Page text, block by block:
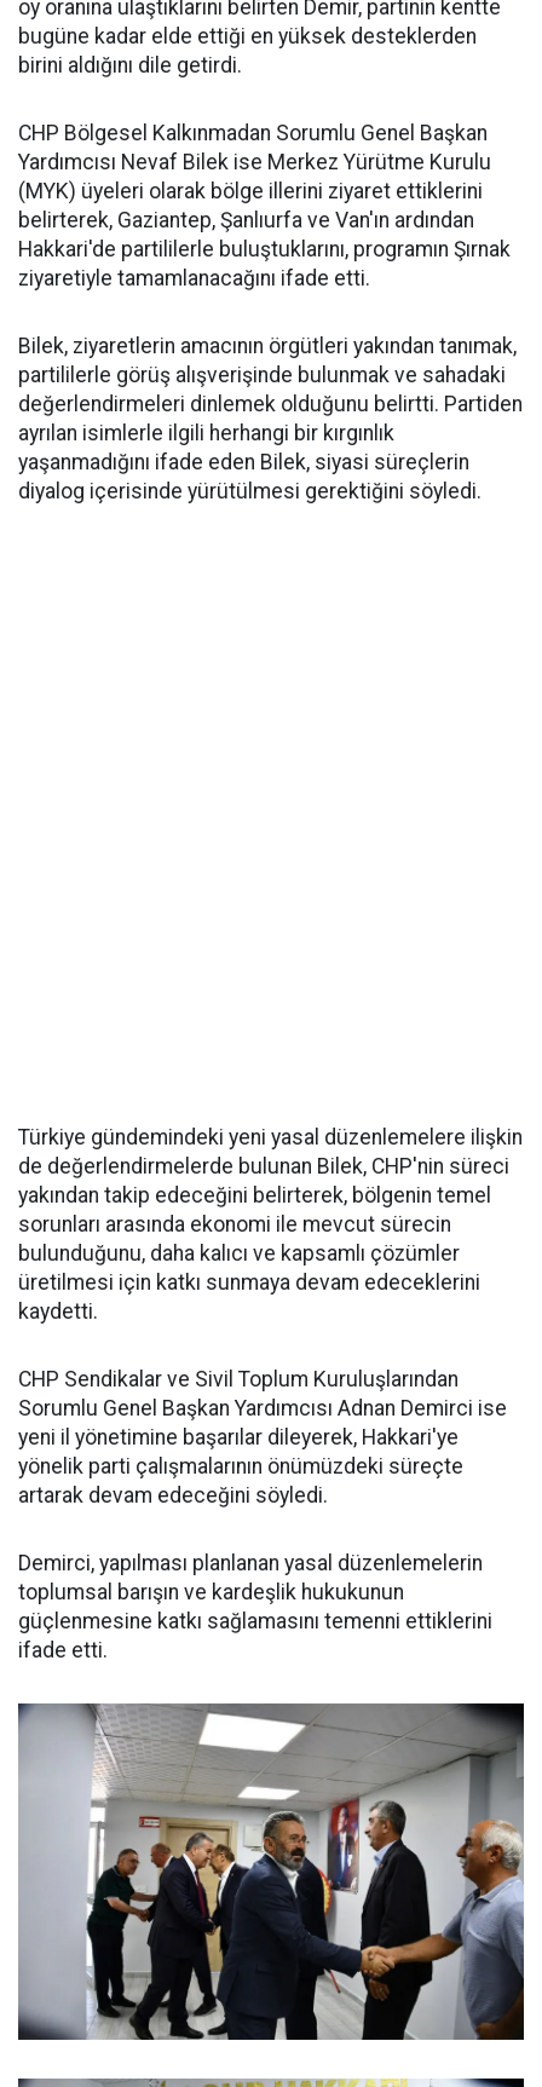
oy oranına ulaştıklarını belirten Demir, partinin kentte
bugüne kadar elde ettiği en yüksek desteklerden
birini aldığını dile getirdi.
CHP Bölgesel Kalkınmadan Sorumlu Genel Başkan
Yardımcısı Nevaf Bilek ise Merkez Yürütme Kurulu
(MYK) üyeleri olarak bölge illerini ziyaret ettiklerini
belirterek, Gaziantep, Şanlıurfa ve Van'ın ardından
Hakkari'de partililerle buluştuklarını, programın Şırnak
ziyaretiyle tamamlanacağını ifade etti.
Bilek, ziyaretlerin amacının örgütleri yakından tanımak,
partililerle görüş alışverişinde bulunmak ve sahadaki
değerlendirmeleri dinlemek olduğunu belirtti. Partiden
ayrılan isimlerle ilgili herhangi bir kırgınlık
yaşanmadığını ifade eden Bilek, siyasi süreçlerin
diyalog içerisinde yürütülmesi gerektiğini söyledi.
Türkiye gündemindeki yeni yasal düzenlemelere ilişkin
de değerlendirmelerde bulunan Bilek, CHP'nin süreci
yakından takip edeceğini belirterek, bölgenin temel
sorunları arasında ekonomi ile mevcut sürecin
bulunduğunu, daha kalıcı ve kapsamlı çözümler
üretilmesi için katkı sunmaya devam edeceklerini
kaydetti.
CHP Sendikalar ve Sivil Toplum Kuruluşlarından
Sorumlu Genel Başkan Yardımcısı Adnan Demirci ise
yeni il yönetimine başarılar dileyerek, Hakkari'ye
yönelik parti çalışmalarının önümüzdeki süreçte
artarak devam edeceğini söyledi.
Demirci, yapılması planlanan yasal düzenlemelerin
toplumsal barışın ve kardeşlik hukukunun
güçlenmesine katkı sağlamasını temenni ettiklerini
ifade etti.